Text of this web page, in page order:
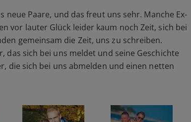
neue Paare, und das freut uns sehr. Manche Ex-
vor lauter Glück leider kaum noch Zeit, sich bei
gemeinsam die Zeit, uns zu schreiben.
das sich bei uns meldet und seine Geschichte
die sich bei uns abmelden und einen netten